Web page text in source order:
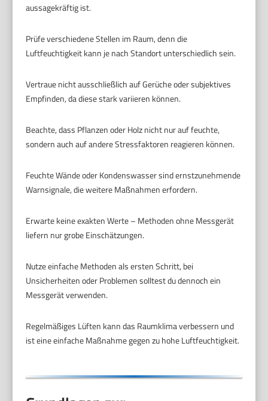
aussagekräftig ist.
Prüfe verschiedene Stellen im Raum, denn die
Luftfeuchtigkeit kann je nach Standort unterschiedlich sein.
Vertraue nicht ausschließlich auf Gerüche oder subjektives
Empfinden, da diese stark variieren können.
Beachte, dass Pflanzen oder Holz nicht nur auf feuchte,
sondern auch auf andere Stressfaktoren reagieren können.
Feuchte Wände oder Kondenswasser sind ernstzunehmende
Warnsignale, die weitere Maßnahmen erfordern.
Erwarte keine exakten Werte – Methoden ohne Messgerät
liefern nur grobe Einschätzungen.
Nutze einfache Methoden als ersten Schritt, bei
Unsicherheiten oder Problemen solltest du dennoch ein
Messgerät verwenden.
Regelmäßiges Lüften kann das Raumklima verbessern und
ist eine einfache Maßnahme gegen zu hohe Luftfeuchtigkeit.